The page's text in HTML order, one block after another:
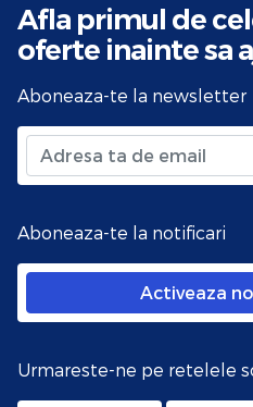
Afla primul de
oferte inainte sa
Aboneaza-te la newsletter
Aboneaza-te la notificari
Activeaza
Urmareste-ne pe retelele